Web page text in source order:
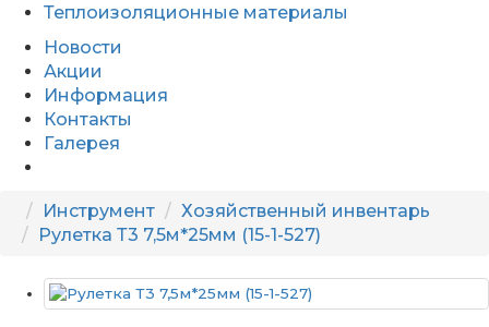
Теплоизоляционные материалы
Новости
Акции
Информация
Контакты
Галерея
Инструмент
Хозяйственный инвентарь
Рулетка Т3 7,5м*25мм (15-1-527)